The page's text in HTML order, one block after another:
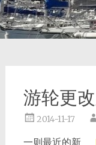
游轮更
2014-11-17
一则最近的新